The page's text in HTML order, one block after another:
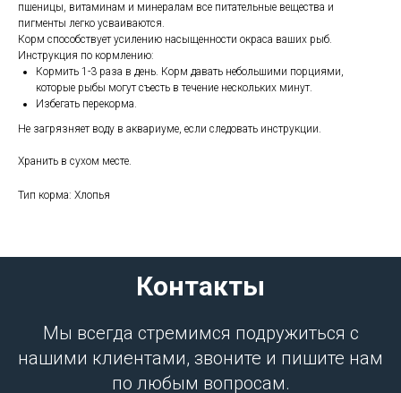
пшеницы, витаминам и минералам все питательные вещества и
пигменты легко усваиваются.
Корм способствует усилению насыщенности окраса ваших рыб.
Инструкция по кормлению:
Кормить 1-3 раза в день. Корм давать небольшими порциями,
которые рыбы могут съесть в течение нескольких минут.
Избегать перекорма.
Не загрязняет воду в аквариуме, если следовать инструкции.
Хранить в сухом месте.
Тип корма: Хлопья
Контакты
Мы всегда стремимся подружиться с
нашими клиентами, звоните и пишите нам
по любым вопросам.